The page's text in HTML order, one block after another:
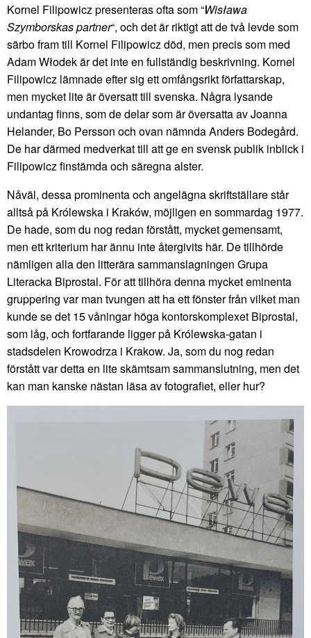
Kornel Filipowicz presenteras ofta som “Wisława
Szymborskas partner“, och det är riktigt att de två levde som
särbo fram till Kornel Filipowicz död, men precis som med
Adam Włodek är det inte en fullständig beskrivning. Kornel
Filipowicz lämnade efter sig ett omfångsrikt författarskap,
men mycket lite är översatt till svenska. Några lysande
undantag finns, som de delar som är översatta av Joanna
Helander, Bo Persson och ovan nämnda Anders Bodegård.
De har därmed medverkat till att ge en svensk publik inblick i
Filipowicz finstämda och säregna alster.
Nåväl, dessa prominenta och angelägna skriftställare står
alltså på Królewska i Kraków, möjligen en sommardag 1977.
De hade, som du nog redan förstått, mycket gemensamt,
men ett kriterium har ännu inte återgivits här. De tillhörde
nämligen alla den litterära sammanslagningen Grupa
Literacka Biprostal. För att tillhöra denna mycket eminenta
gruppering var man tvungen att ha ett fönster från vilket man
kunde se det 15 våningar höga kontorskomplexet Biprostal,
som låg, och fortfarande ligger på Królewska-gatan i
stadsdelen Krowodrza i Krakow. Ja, som du nog redan
förstått var detta en lite skämtsam sammanslutning, men det
kan man kanske nästan läsa av fotografiet, eller hur?